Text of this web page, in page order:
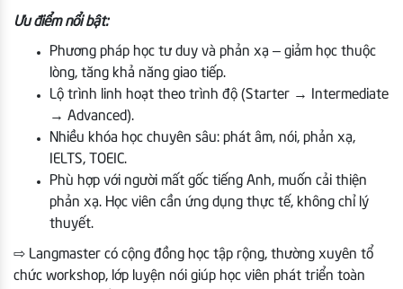
Ưu điểm nổi bật:
Phương pháp học tư duy và phản xạ – giảm học thuộc
lòng, tăng khả năng giao tiếp.
Lộ trình linh hoạt theo trình độ (Starter → Intermediate
→ Advanced).
Nhiều khóa học chuyên sâu: phát âm, nói, phản xạ,
IELTS, TOEIC.
Phù hợp với người mất gốc tiếng Anh, muốn cải thiện
phản xạ. Học viên cần ứng dụng thực tế, không chỉ lý
thuyết.
⇨ Langmaster có cộng đồng học tập rộng, thường xuyên tổ
chức workshop, lớp luyện nói giúp học viên phát triển toàn